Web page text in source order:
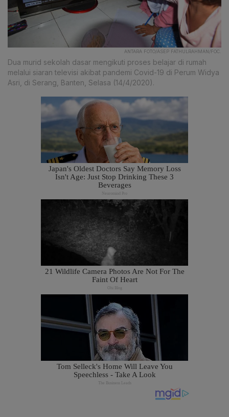
ANTARA FOTO/ASEP FATHULRAHMAN/FOC.
Dua murid sekolah dasar mengikuti proses belajar di rumah
melalui siaran televisi akibat pandemi Covid-19 di Perum Widya
Asri, di Serang, Banten, Selasa (14/4/2020).